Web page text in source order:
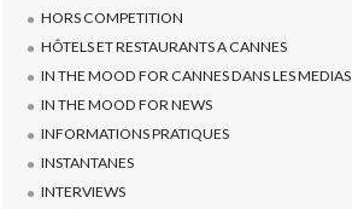
HORS COMPETITION
HÔTELS ET RESTAURANTS A CANNES
IN THE MOOD FOR CANNES DANS LES MEDIAS
IN THE MOOD FOR NEWS
INFORMATIONS PRATIQUES
INSTANTANES
INTERVIEWS